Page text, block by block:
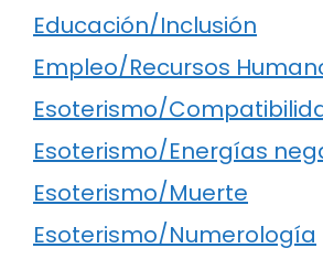
Educación/Inclusión
Empleo/Recursos
Esoterismo/
Esoterismo/Energías
Esoterismo/Muerte
Esoterismo/Numerología